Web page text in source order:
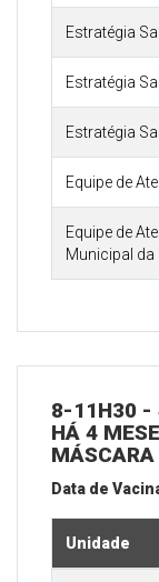
Estratégia
Estratégia
Estratégia
Equipe de
Equipe de
Municipal da
8-11H30 -
HÁ 4
MÁSCARA
Data de
Unidade